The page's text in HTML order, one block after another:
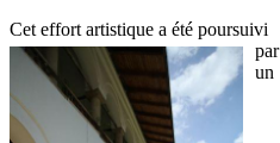
Cet effort artistique a été poursuivi
par
un